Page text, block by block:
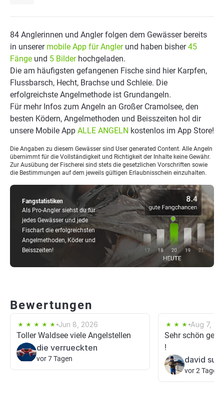
Fangstatistiken
Als Pro-Angler siehst du für
jedes Gewässer und jede
Fischart die erfolgreichsten
Angelmethoden, Köder und
Beisszeiten!
84 Anglerinnen und Angler folgen dem Gewässer bereits
in unserer mobile App für Anglerund haben bisher45
Fänge und 5 Bilderhochgeladen.
Die am häufigsten gefangenen Fische sind hier Karpfen,
Flussbarsch, Hecht, Brachse und Schleie. Die
erfolgreichste Angelmethode ist Grundangeln.
Für mehr Infos zum Angeln an Großer Cramolsee, den
besten Ködern, Angelmethoden und Beisszeiten hol dir
unsere Mobile App ALLE ANGELN kostenlos im App Store!
Die Angaben zu diesem Gewässer sind User generated Content. Alle Angeln
übernimmt für die Vollständigkeit und Richtigkeit der Inhalte keine Gewähr.
Zur Ausübung der Fischerei sind stets die gesetzlichen Vorschriften sowie
die Bestimmungen auf dem jeweils gültigen Erlaubnisschein einzuhalten.
Bewertungen
Jun 8, 2026
Toller Waldsee viele Angelstellen
die verrueckten
vor 7 Tagen
Aug 7,
Sehr schön
!
david
vor 2 Tagen